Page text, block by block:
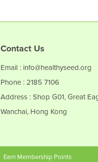
Contact Us
Email : info@healthyseed.org
Phone : 2185 7106
Address : Shop G01, Great
Wanchai, Hong Kong
Earn Membership Points